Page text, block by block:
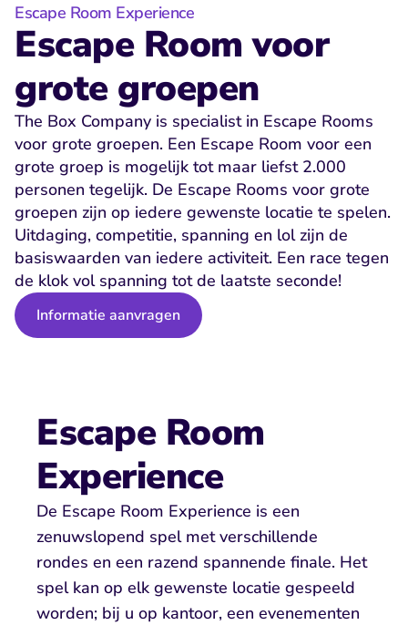
Escape Room Experience
Escape Room voor
grote groepen
The Box Company is specialist in Escape Rooms
voor grote groepen. Een Escape Room voor een
grote groep is mogelijk tot maar liefst 2.000
personen tegelijk. De Escape Rooms voor grote
groepen zijn op iedere gewenste locatie te spelen.
Uitdaging, competitie, spanning en lol zijn de
basiswaarden van iedere activiteit. Een race tegen
de klok vol spanning tot de laatste seconde!
Informatie aanvragen
Escape Room
Experience
De Escape Room Experience is een
zenuwslopend spel met verschillende
rondes en een razend spannende finale. Het
spel kan op elk gewenste locatie gespeeld
worden; bij u op kantoor, een evenementen